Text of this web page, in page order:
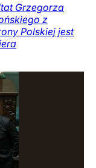
Grzegorza
z
Polskiej jest